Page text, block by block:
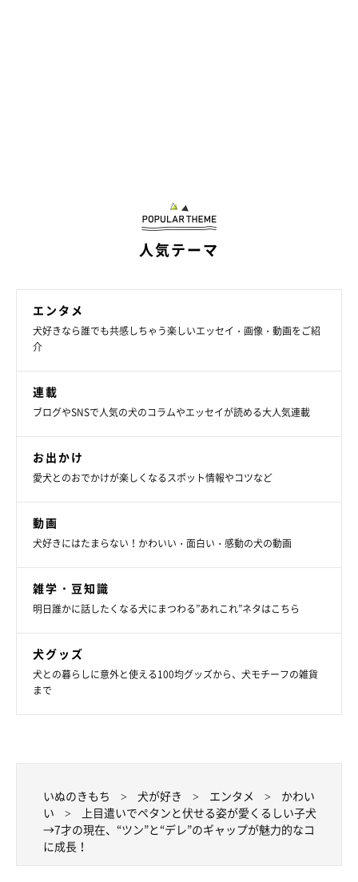
に過ごしたいと思います」と、めいちゃんへの思いを語っていま
関連記事:
紹介するのは、X（旧Twitter）ユーザー@fuuuucancanさんが投稿
くなってしまっためいちゃんですが、一体どうしたのでしょうか。
写真提供・取材協力／
取材・文／雨宮カイ
※この記事は投稿者さまに取材し、了承の上制作したものです。
2024年10月時点の情報であり、現在と異なる場合があります。
人気テーマ
エンタメ
犬好きなら誰でも共感しちゃう楽しいエッセイ・画像・動画をご紹
介
連載
ブログやSNSで人気の犬のコラムやエッセイが読める大人気連載
お出かけ
愛犬とのおでかけが楽しくなるスポット情報やコツなど
動画
犬好きにはたまらない！かわいい・面白い・感動の犬の動画
雑学・豆知識
明日誰かに話したくなる犬にまつわる”あれこれ”ネタはこちら
犬グッズ
犬との暮らしに意外と使える100均グッズから、犬モチーフの雑貨
まで
いぬのきもち 犬が好き エンタメ
かわい
い
上目遣いでペタンと伏せる姿が愛くるしい子犬
→7才の現在、“ツン”と“デレ”のギャップが魅力的なコ
に成長！